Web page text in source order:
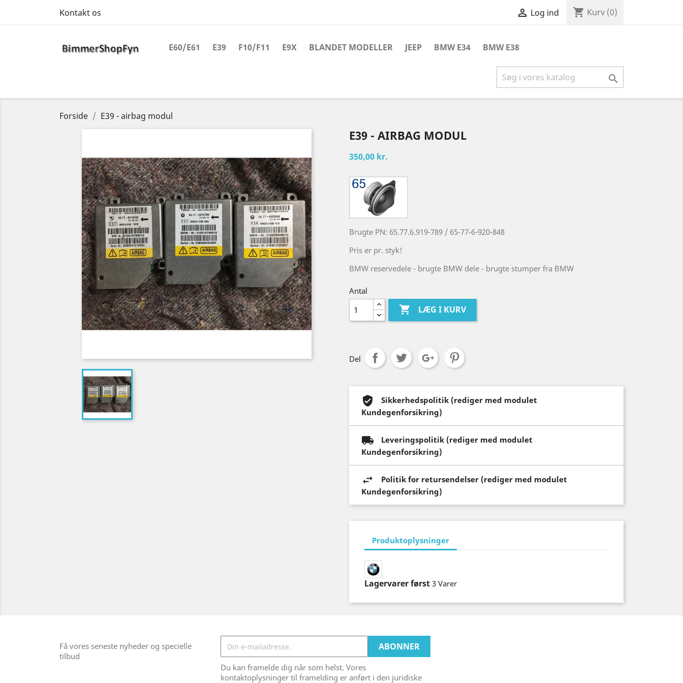
Kontakt os  Log ind shopping_cart Kurv (0)
E60/E61 E39 F10/F11 E9X BLANDET MODELLER JEEP BMW E34 BMW E38

Forside E39 - airbag modul
E39 - AIRBAG MODUL
350,00 kr.
Brugte PN: 65.77.6.919-789 / 65-77-6-920-848
Pris er pr. styk!
BMW reservedele - brugte BMW dele - brugte stumper fra BMW
Antal
 LÆG I KURV
Del
Sikkerhedspolitik (rediger med modulet
Kundegenforsikring)
Leveringspolitik (rediger med modulet
Kundegenforsikring)
Politik for retursendelser (rediger med modulet
Kundegenforsikring)
Produktoplysninger
Lagervarer først 3 Varer
Få vores seneste nyheder og specielle
tilbud
Du kan framelde dig når som helst. Vores
kontaktoplysninger til framelding er anført i den juridiske